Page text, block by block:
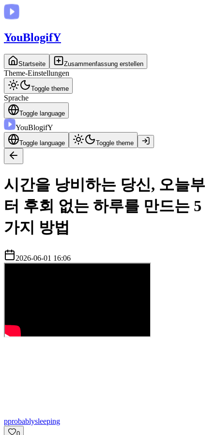
YouBlogifY
Startseite Zusammenfassung erstellen
Theme-Einstellungen
Toggle theme
Sprache
Toggle language
YouBlogifY
Toggle language Toggle theme
시간을 낭비하는 당신, 오늘부
터 후회 없는 하루를 만드는 5
가지 방법
2026-06-01 16:06
pprobablysleeping